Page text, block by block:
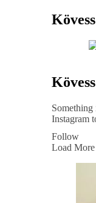
Something
Instagram
Follow
Load More